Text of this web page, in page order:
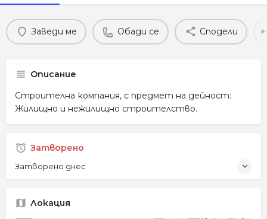
Заведи ме Обади се Сподели
Описание
Строителна компания, с предмет на дейност:
Жилищно и нежилищно строителство.
Затворено
Затворено днес
Локация